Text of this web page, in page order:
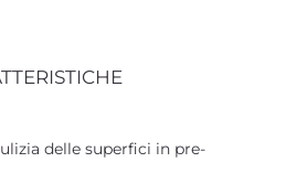
delle superfici in pre-